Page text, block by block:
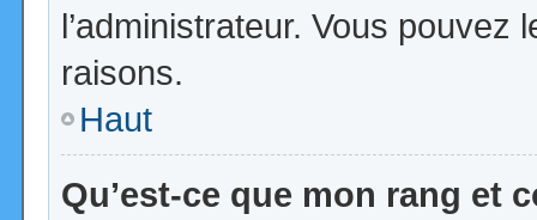
l’administrateur. Vous
raisons.
Haut
Qu’est-ce que mon rang et